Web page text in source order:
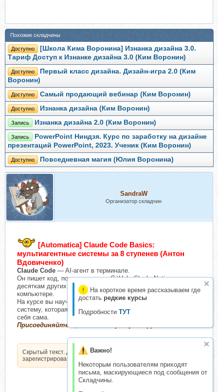
На короткое время рассказываем где
достать редкие курсы
Подробности ТУТ
Важно!
Некоторым пользователям приходят
письма, маскирующиеся под сообщения от
Складчины.
Похожие складчины
Доступно
[Школа Кима Воронина] Изнанка дизайна 3.0.
Тариф Доступ к Изнанке дизайна 3.0 (Ким Воронин)
Доступно
Первый класс дизайна. Дизайн-игра 2.0 (Ким
Воронин)
Доступно Самый продающий вебинар (Ким Воронин)
Доступно Изнанка дизайна (Ким Воронин)
Запись Изнанка дизайна 2.0 (Ким Воронин)
Запись
PowerPoint Ниндзя. Курс по заработку на дизайне
презентаций PowerPoint, 2023. Ученик (Ким Воронин)
Доступно Повседневная магия (Юлия Воронина)
SandraW
Организатор складчин
[Automatica] Claude Code Basics:
мультиагентные системы за 8 ступенев (Антон
Вдовиченко)
Claude Code — AI-агент в терминале.
Он пишет код, подключается к GitHub, Slack, Notion и
десяткам других сервисов, работает с файлами на вашем
компьютере.
На курсе вы научитесь собирать из нескольких таких агентов
систему, которая решает задачи параллельно и проверяет
себя сама.
Присоединяйтесь, совсем скоро будет ДОСТУПНО!
Скрытый текст. Доступен только
зарегистрированным пользователям.